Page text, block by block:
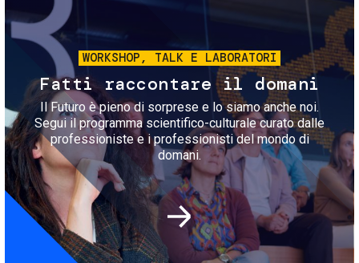
WORKSHOP, TALK E LABORATORI
Fatti raccontare il domani
Il Futuro è pieno di sorprese e lo siamo anche noi.
Segui il programma scientifico-culturale curato dalle
professioniste e i professionisti del mondo di
domani.